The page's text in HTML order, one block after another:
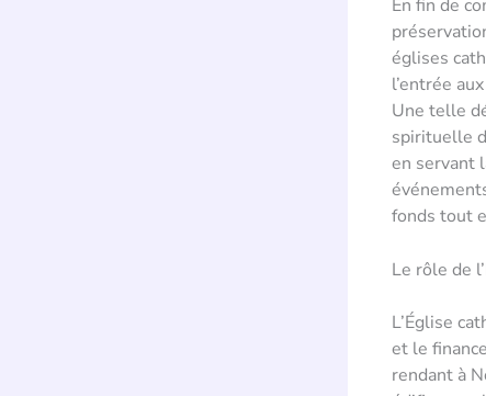
En fin de
églises
l’entrée
Une telle
spirituelle
en servant
fonds tout
Le rôle de
L’Église
et le
rendant à